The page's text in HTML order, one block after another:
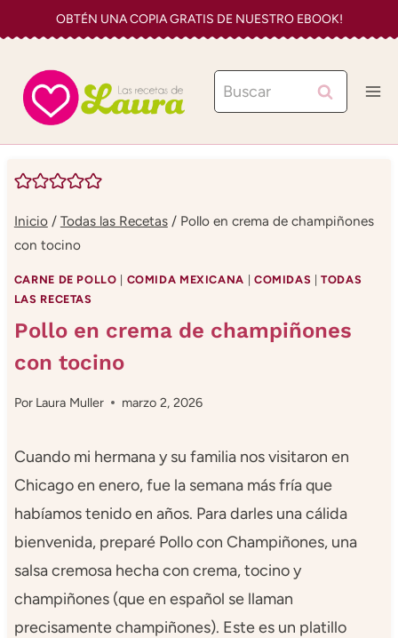
al
contenido
OBTÉN UNA COPIA GRATIS DE NUESTRO EBOOK!
Buscar:
Inicio / Todas las Recetas / Pollo en crema de champiñones
con tocino
CARNE DE POLLO COMIDA MEXICANA COMIDAS |TODAS
LAS RECETAS
Pollo en crema de champiñones
con tocino
Por Laura Muller marzo 2, 2026
Cuando mi hermana y su familia nos visitaron en
Chicago en enero, fue la semana más fría que
habíamos tenido en años. Para darles una cálida
bienvenida, preparé Pollo con Champiñones, una
salsa cremosa hecha con crema, tocino y
champiñones (que en español se llaman
precisamente champiñones). Este es un platillo